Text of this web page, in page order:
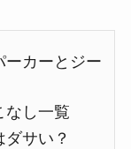
ーカーとジー
なし一覧
サい？